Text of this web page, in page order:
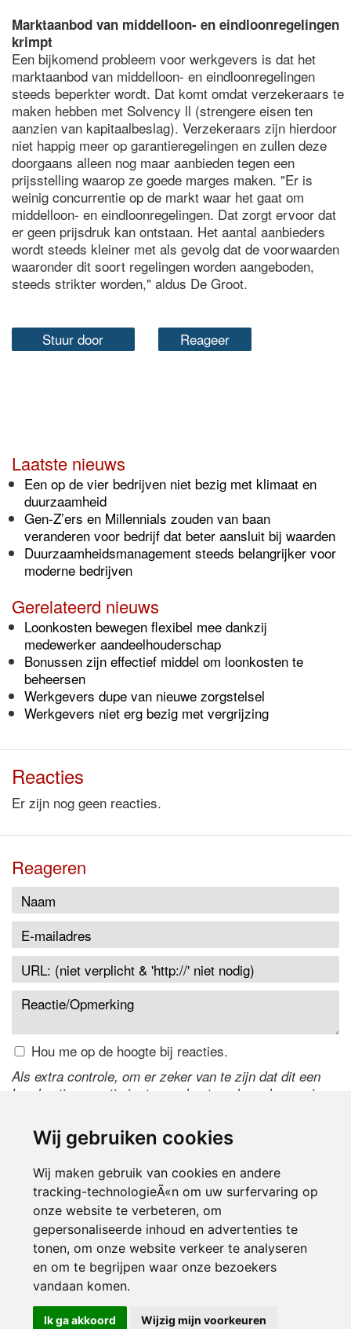
Wij gebruiken cookies
Wij maken gebruik van cookies en andere
tracking-technologieÃ«n om uw surfervaring op
onze website te verbeteren, om
gepersonaliseerde inhoud en advertenties te
tonen, om onze website verkeer te analyseren
en om te begrijpen waar onze bezoekers
vandaan komen.
Ik ga akkoord Wijzig mijn voorkeuren
Marktaanbod van middelloon- en eindloonregelingen
krimpt
Een bijkomend probleem voor werkgevers is dat het
marktaanbod van middelloon- en eindloonregelingen
steeds beperkter wordt. Dat komt omdat verzekeraars te
maken hebben met Solvency ll (strengere eisen ten
aanzien van kapitaalbeslag). Verzekeraars zijn hierdoor
niet happig meer op garantieregelingen en zullen deze
doorgaans alleen nog maar aanbieden tegen een
prijsstelling waarop ze goede marges maken. "Er is
weinig concurrentie op de markt waar het gaat om
middelloon- en eindloonregelingen. Dat zorgt ervoor dat
er geen prijsdruk kan ontstaan. Het aantal aanbieders
wordt steeds kleiner met als gevolg dat de voorwaarden
waaronder dit soort regelingen worden aangeboden,
steeds strikter worden," aldus De Groot.
Stuur door Reageer
Laatste nieuws
Een op de vier bedrijven niet bezig met klimaat en
duurzaamheid
Gen-Z’ers en Millennials zouden van baan
veranderen voor bedrijf dat beter aansluit bij waarden
Duurzaamheidsmanagement steeds belangrijker voor
moderne bedrijven
Gerelateerd nieuws
Loonkosten bewegen flexibel mee dankzij
medewerker aandeelhouderschap
Bonussen zijn effectief middel om loonkosten te
beheersen
Werkgevers dupe van nieuwe zorgstelsel
Werkgevers niet erg bezig met vergrijzing
Reacties
Er zijn nog geen reacties.
Reageren
Hou me op de hoogte bij reacties.
Als extra controle, om er zeker van te zijn dat dit een
handmatige reactie is, typ onderstaande code over in
de code te wijzigen.
© 2000-2026 UFE Media:Managersonline.nl|Brisk magazine